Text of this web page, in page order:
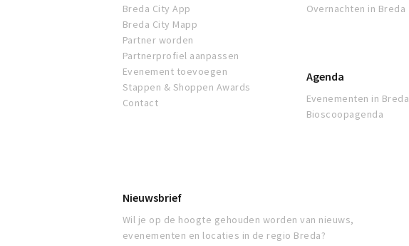
Breda City App
Breda City Mapp
Partner worden
Partnerprofiel aanpassen
Evenement toevoegen
Stappen & Shoppen Awards
Contact
Overnachten in Breda
Agenda
Evenementen in Breda
Bioscoopagenda
Nieuwsbrief
Wil je op de hoogte gehouden worden van nieuws,
evenementen en locaties in de regio Breda?